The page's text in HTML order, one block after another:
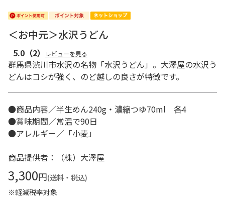
＜お中元＞水沢うどん
5.0 （2） レビューを見る
群馬県渋川市水沢の名物「水沢うどん」。大澤屋の水沢う
どんはコシが強く、のど越しの良さが特徴です。
●商品内容／半生めん240g・濃縮つゆ70ml 各4
●賞味期間／常温で90日
●アレルギー／「小麦」
商品提供者：（株）大澤屋
3,300円(送料・税込)
※軽減税率対象